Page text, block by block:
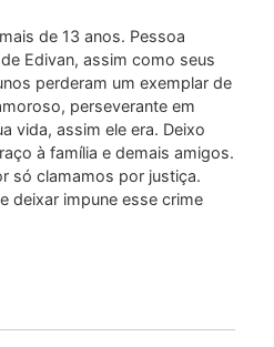
de 13 anos. Pessoa
Edivan, assim como seus
perderam um exemplar de
perseverante em
vida, assim ele era. Deixo
à família e demais amigos.
só clamamos por justiça.
deixar impune esse crime